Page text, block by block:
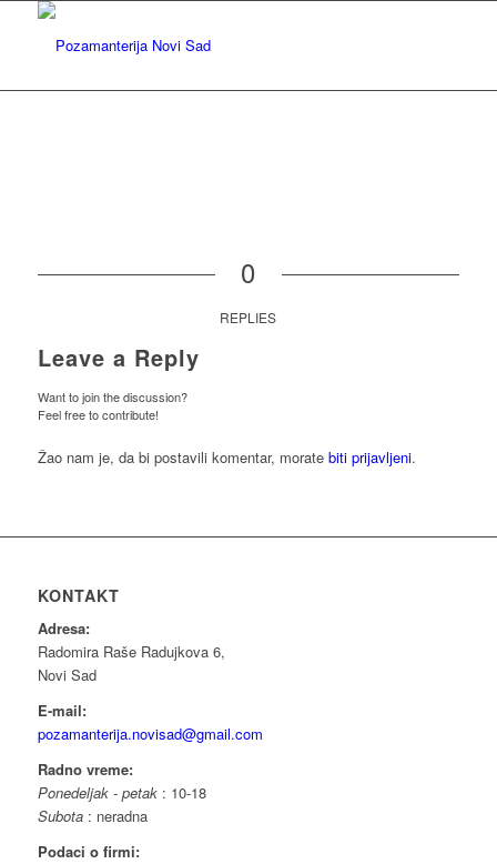
0
REPLIES
Leave a Reply
Want to join the discussion?
Feel free to contribute!
Žao nam je, da bi postavili komentar, morate biti prijavljeni.
KONTAKT
Adresa:
Radomira Raše Radujkova 6,
Novi Sad
E-mail:
pozamanterija.novisad@gmail.com
Radno vreme:
Ponedeljak - petak: 10-18
Subota: neradna
Podaci o firmi: